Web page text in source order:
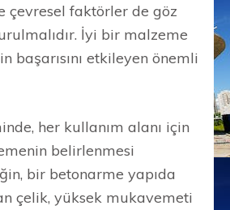
çevresel faktörler de göz
İyi bir malzeme
başarısını etkileyen önemli
her kullanım alanı için
belirlenmesi
bir betonarme yapıda
çelik, yüksek mukavemeti